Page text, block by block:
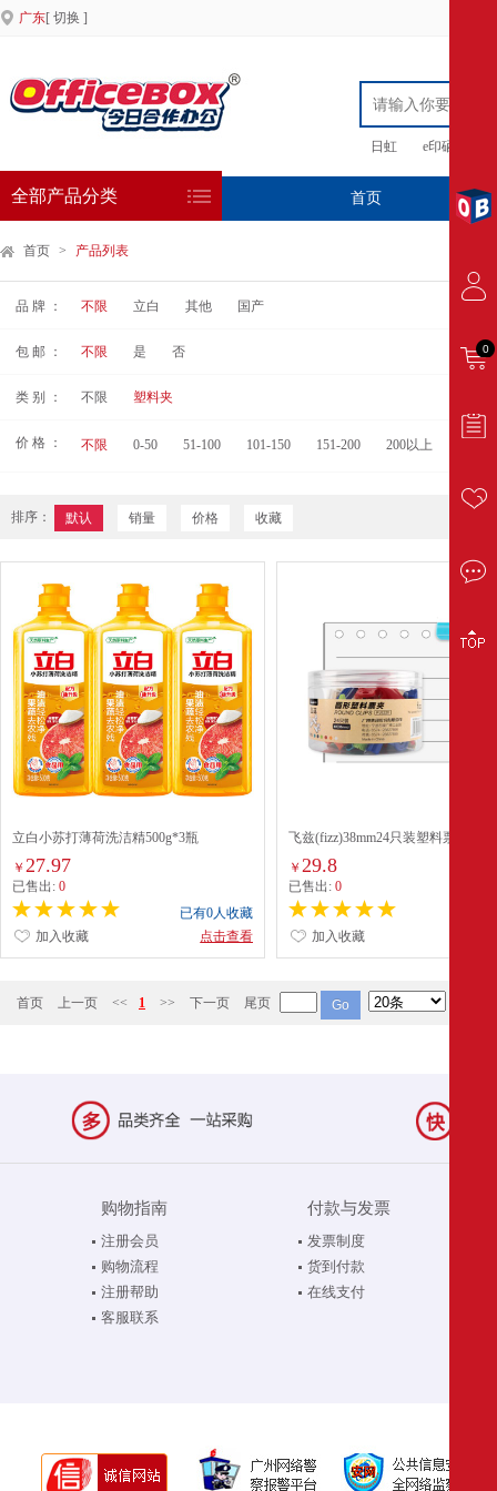
广东[ 切换 ]
日虹 e印硒鼓
全部产品分类 首页 专
首页 > 产品列表
品 牌 ： 不限 立白 其他 国产
包 邮 ： 不限 是 否
类 别 ： 不限 塑料夹
价 格 ： 不限 0-50 51-100 101-150 151-200 200以上
排序： 默认 销量 价格 收藏
立白小苏打薄荷洗洁精500g*3瓶
￥ 27.97
已售出: 0
已有0人收藏
点击查看
加入收藏
飞兹(fizz)38mm24只装塑料票夹
￥29.8
已售出:0
加入收藏
首页 上一页 << 1 >> 下一页 尾页
购物指南
注册会员
购物流程
注册帮助
客服联系
付款与发票
发票制度
货到付款
在线支付
0